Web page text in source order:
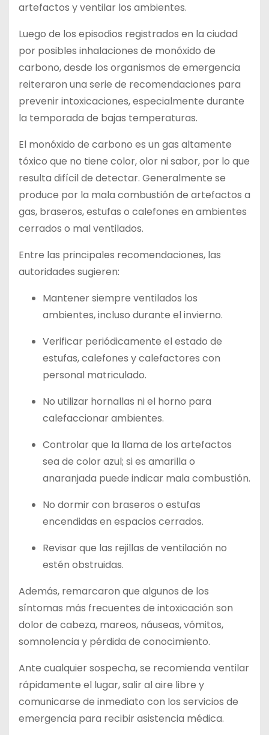
artefactos y ventilar los ambientes.
Luego de los episodios registrados en la ciudad
por posibles inhalaciones de monóxido de
carbono, desde los organismos de emergencia
reiteraron una serie de recomendaciones para
prevenir intoxicaciones, especialmente durante
la temporada de bajas temperaturas.
El monóxido de carbono es un gas altamente
tóxico que no tiene color, olor ni sabor, por lo que
resulta difícil de detectar. Generalmente se
produce por la mala combustión de artefactos a
gas, braseros, estufas o calefones en ambientes
cerrados o mal ventilados.
Entre las principales recomendaciones, las
autoridades sugieren:
Mantener siempre ventilados los
ambientes, incluso durante el invierno.
Verificar periódicamente el estado de
estufas, calefones y calefactores con
personal matriculado.
No utilizar hornallas ni el horno para
calefaccionar ambientes.
Controlar que la llama de los artefactos
sea de color azul; si es amarilla o
anaranjada puede indicar mala combustión.
No dormir con braseros o estufas
encendidas en espacios cerrados.
Revisar que las rejillas de ventilación no
estén obstruidas.
Además, remarcaron que algunos de los
síntomas más frecuentes de intoxicación son
dolor de cabeza, mareos, náuseas, vómitos,
somnolencia y pérdida de conocimiento.
Ante cualquier sospecha, se recomienda ventilar
rápidamente el lugar, salir al aire libre y
comunicarse de inmediato con los servicios de
emergencia para recibir asistencia médica.